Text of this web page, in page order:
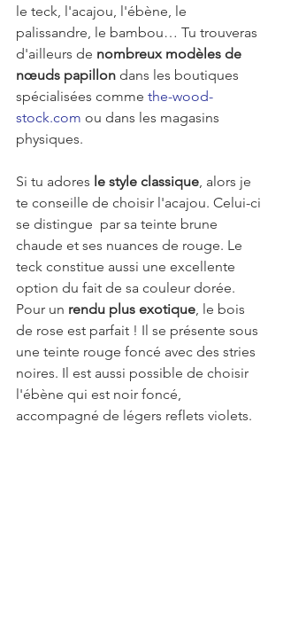
le teck, l'acajou, l'ébène, le
palissandre, le bambou… Tu trouveras
d'ailleurs de nombreux modèles de
nœuds papillon dans les boutiques
spécialisées comme the-wood-
stock.com ou dans les magasins
physiques.
Si tu adores le style classique, alors je
te conseille de choisir l'acajou. Celui-ci
se distingue  par sa teinte brune
chaude et ses nuances de rouge. Le
teck constitue aussi une excellente
option du fait de sa couleur dorée.
Pour un rendu plus exotique, le bois
de rose est parfait ! Il se présente sous
une teinte rouge foncé avec des stries
noires. Il est aussi possible de choisir
l'ébène qui est noir foncé,
accompagné de légers reflets violets.